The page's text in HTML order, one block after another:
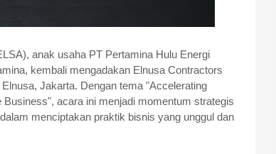
anak usaha PT Pertamina Hulu Energi
kembali mengadakan Elnusa Contractors
Jakarta. Dengan tema "Accelerating
acara ini menjadi momentum strategis
menciptakan praktik bisnis yang unggul dan